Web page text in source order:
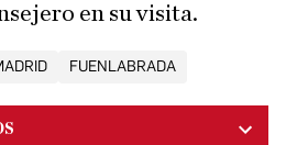
en su visita.
FUENLABRADA